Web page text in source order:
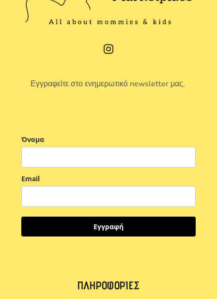
Εγγραφείτε στο ενημερωτικό newsletter μας.
Όνομα
Email
Εγγραφή
ΠΛΗΡΟΦΟΡΊΕΣ